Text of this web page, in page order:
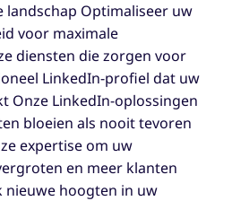
landschap Optimaliseer uw
voor maximale
diensten die zorgen voor
LinkedIn-profiel dat uw
Onze LinkedIn-oplossingen
bloeien als nooit tevoren
expertise om uw
en meer klanten
nieuwe hoogten in uw